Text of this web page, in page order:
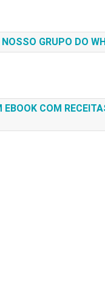
NOSSO GRUPO DO
EBOOK COM